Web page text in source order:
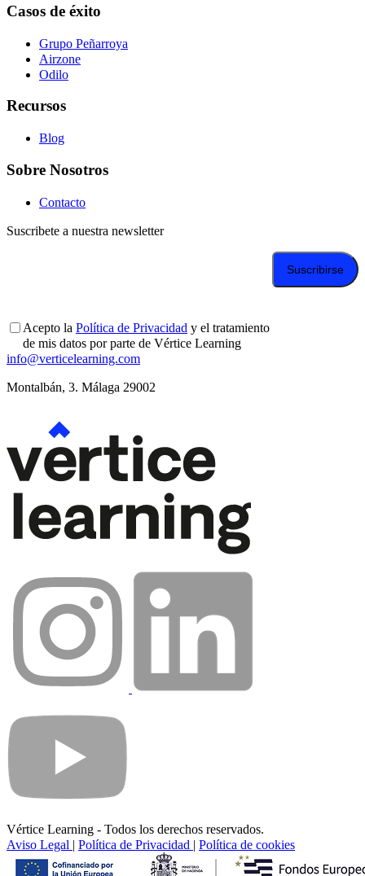
Casos de éxito
Grupo Peñarroya
Airzone
Odilo
Recursos
Blog
Sobre Nosotros
Contacto
Suscribete a nuestra newsletter
Acepto la Política de Privacidad y el tratamiento
de mis datos por parte de Vértice Learning
info@verticelearning.com
Montalbán, 3. Málaga 29002
Vértice Learning - Todos los derechos reservados.
Aviso Legal | Política de Privacidad | Política de cookies